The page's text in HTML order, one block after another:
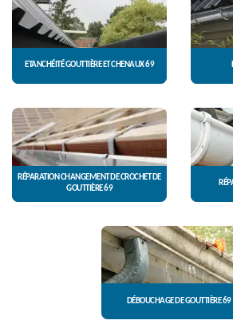
ETANCHÉITÉ GOUTTIÈRE ET CHENAUX 69
RÉPARATION CHANGEMENT DE CROCHET DE
GOUTTIÈRE 69
DÉBOUCHAGE DE GOUTTIÈRE 69